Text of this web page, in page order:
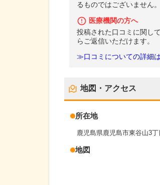
るものではございません
医療機関の方へ
投稿された口コミに関し
らご返信いただけます。
≫口コミについての詳細
地図・アクセス
所在地
鹿児島県鹿児島市東谷山3丁
地図